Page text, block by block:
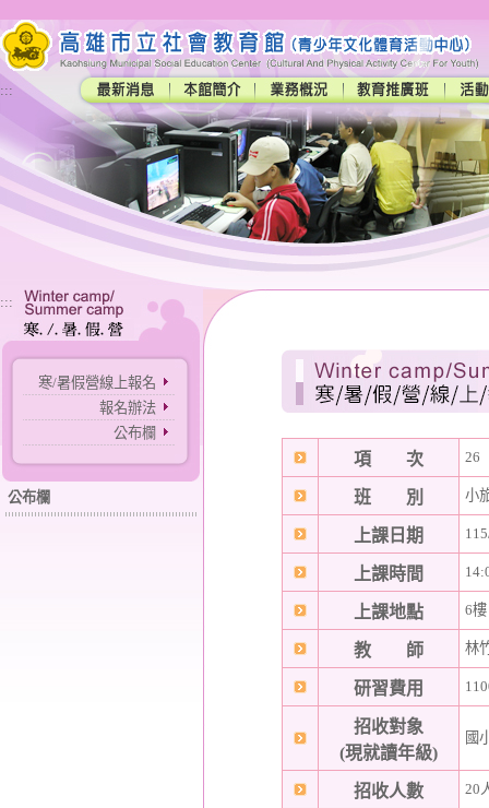
:::
:::
寒/暑假營線上報名
報名辦法
公布欄
公布欄
項 次 26
班 別 小
上課日期
上課時間
上課地點 6
教 師 林
研習費用
招收對象
(現就讀年級)
國
招收人數 20